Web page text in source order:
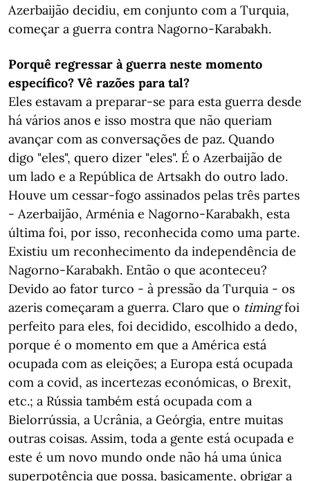
Azerbaijão decidiu, em conjunto com a Turquia,
começar a guerra contra Nagorno-Karabakh.
Porquê regressar à guerra neste momento
específico? Vê razões para tal?
Eles estavam a preparar-se para esta guerra desde
há vários anos e isso mostra que não queriam
avançar com as conversações de paz. Quando
digo "eles", quero dizer "eles". É o Azerbaijão de
um lado e a República de Artsakh do outro lado.
Houve um cessar-fogo assinados pelas três partes
- Azerbaijão, Arménia e Nagorno-Karabakh, esta
última foi, por isso, reconhecida como uma parte.
Existiu um reconhecimento da independência de
Nagorno-Karabakh. Então o que aconteceu?
Devido ao fator turco - à pressão da Turquia - os
azeris começaram a guerra. Claro que o timingfoi
perfeito para eles, foi decidido, escolhido a dedo,
porque é o momento em que a América está
ocupada com as eleições; a Europa está ocupada
com a covid, as incertezas económicas, o Brexit,
etc.; a Rússia também está ocupada com a
Bielorrússia, a Ucrânia, a Geórgia, entre muitas
outras coisas. Assim, toda a gente está ocupada e
este é um novo mundo onde não há uma única
superpotência que possa, basicamente, obrigar a